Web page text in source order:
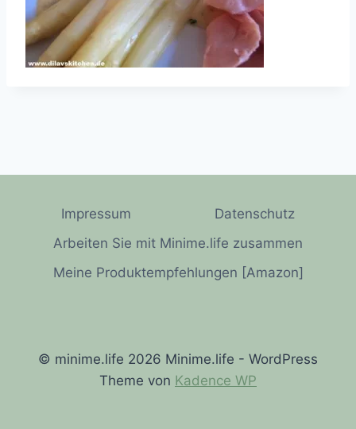
Impressum
Datenschutz
Arbeiten Sie mit Minime.life zusammen
Meine Produktempfehlungen [Amazon]
© minime.life 2026 Minime.life - WordPress
Theme von Kadence WP